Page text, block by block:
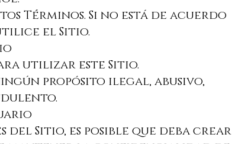
Términos. Si no está de acuerdo
el Sitio.
utilizar este Sitio.
propósito ilegal, abusivo,
del Sitio, es posible que deba crear